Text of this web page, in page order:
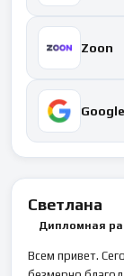
Zoon
Google
Светлана
Дипломная
Всем привет.